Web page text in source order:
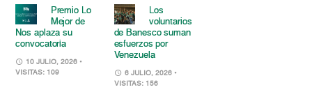
Premio Lo
Mejor de
Nos aplaza su
convocatoria
10 JULIO, 2026 •
VISITAS: 109
Los
voluntarios
de Banesco suman
esfuerzos por
Venezuela
6 JULIO, 2026 •
VISITAS: 156